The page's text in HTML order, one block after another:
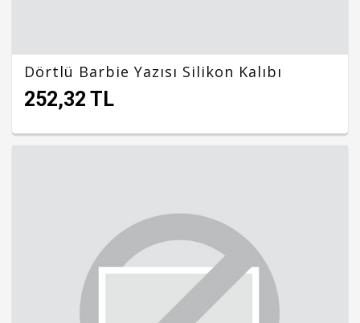
Dörtlü Barbie Yazısı Silikon Kalıbı
252,32 TL